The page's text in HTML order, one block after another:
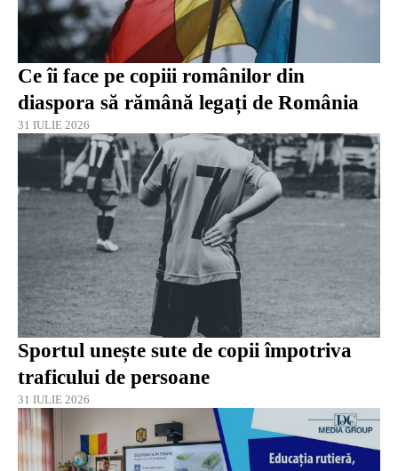
Ce îi face pe copiii românilor din
diaspora să rămână legați de România
31 IULIE 2026
Sportul unește sute de copii împotriva
traficului de persoane
31 IULIE 2026